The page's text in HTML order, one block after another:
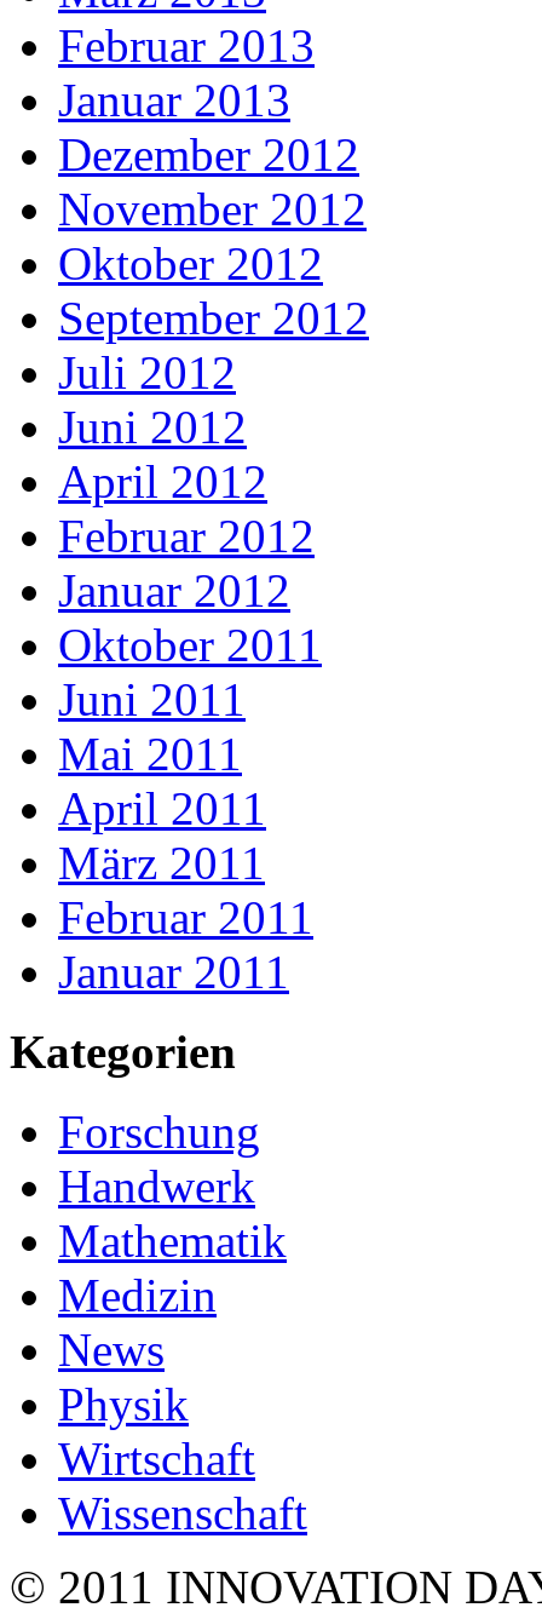
Februar 2013
Januar 2013
Dezember 2012
November 2012
Oktober 2012
September 2012
Juli 2012
Juni 2012
April 2012
Februar 2012
Januar 2012
Oktober 2011
Juni 2011
Mai 2011
April 2011
März 2011
Februar 2011
Januar 2011
Kategorien
Forschung
Handwerk
Mathematik
Medizin
News
Physik
Wirtschaft
Wissenschaft
© 2011 INNOVATION